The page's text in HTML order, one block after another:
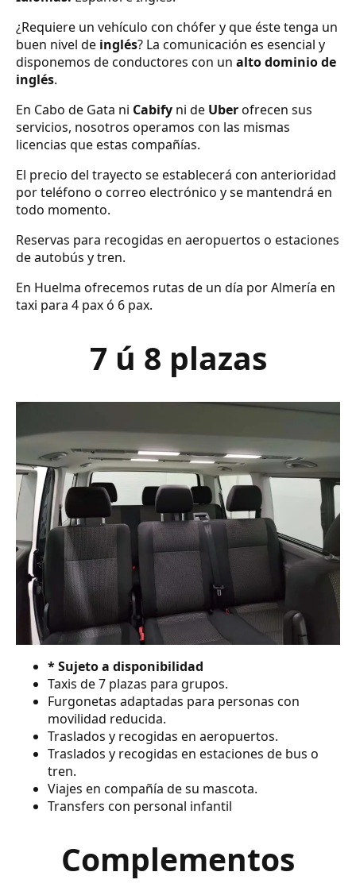
¿Requiere un vehículo con chófer y que éste tenga un
buen nivel de inglés? La comunicación es esencial y
disponemos de conductores con un alto dominio de
inglés.
En Cabo de Gata ni Cabify ni de Uberofrecen sus
servicios, nosotros operamos con las mismas
licencias que estas compañías.
El precio del trayecto se establecerá con anterioridad
por teléfono o correo electrónico y se mantendrá en
todo momento.
Reservas para recogidas en aeropuertos o estaciones
de autobús y tren.
En Huelma ofrecemos rutas de un día por Almería en
taxi para 4 pax ó 6 pax.
7 ú 8 plazas
* Sujeto a disponibilidad
Taxis de 7 plazas para grupos.
Furgonetas adaptadas para personas con
movilidad reducida.
Traslados y recogidas en aeropuertos.
Traslados y recogidas en estaciones de bus o
tren.
Viajes en compañía de su mascota.
Transfers con personal infantil
Complementos